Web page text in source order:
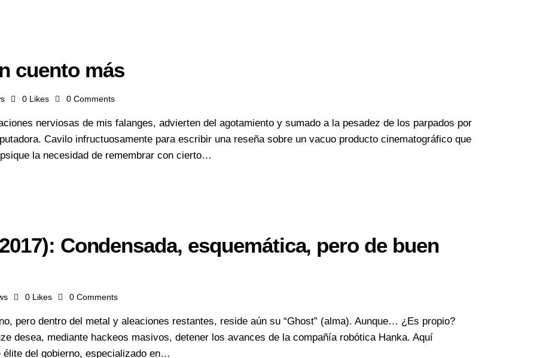
cuento más
0 Likes 0 Comments
nerviosas de mis falanges, advierten del agotamiento y sumado a la pesadez de los parpados por
Cavilo infructuosamente para escribir una reseña sobre un vacuo producto cinematográfico que
la necesidad de remembrar con cierto…
Condensada, esquemática, pero de buen
0 Likes 0 Comments
pero dentro del metal y aleaciones restantes, reside aún su “Ghost” (alma). Aunque… ¿Es propio?
desea, mediante hackeos masivos, detener los avances de la compañía robótica Hanka. Aquí
del gobierno, especializado en…